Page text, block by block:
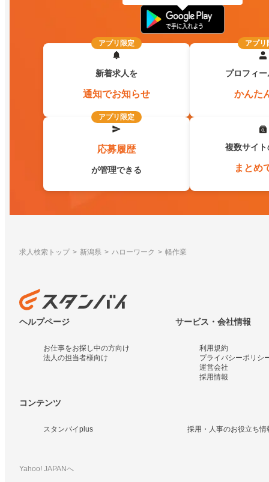
アプリ限定
新着求人を
通知でお知らせ
アプリ
プロフィ
かんた
アプリ限定
応募履歴
が管理できる
複数サイ
まとめ
求人検索トップ 新潟県 ハローワーク 軽作業
ヘルプページ
お仕事をお探し中の方向け
法人の担当者様向け
サービス・会社情報
利用規約
プライバシーポリシ
運営会社
採用情報
コンテンツ
スタンバイplus 採用・人事のお役立ち情
Yahoo! JAPANへ